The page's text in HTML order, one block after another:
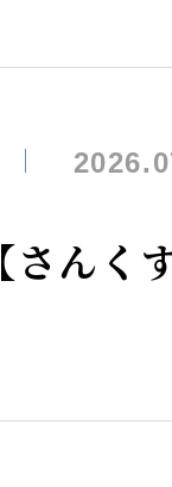
【さんく